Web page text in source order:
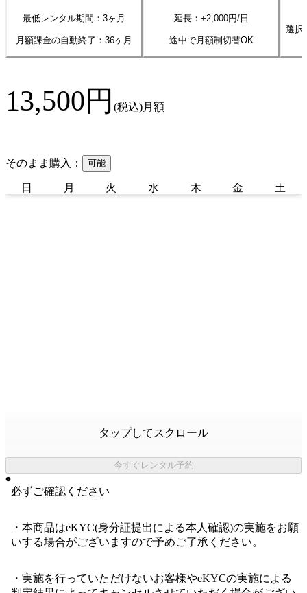
最低レンタル期間：3ヶ月
月額課金の自動終了： 36ヶ月
延長：+2,000円/日
途中で月額制切替OK
選択
13,500円 (税込)月額
そのまま購入： 可能
日 月 火 水 木 金 土
タップしてスクロール
今すぐレンタル予約
必ずご確認ください
・本商品はeKYC(身分証提出による本人確認)の実施をお願
いする場合がございますので予めご了承ください。
・実施を行っていただけないお客様やeKYCの実施による